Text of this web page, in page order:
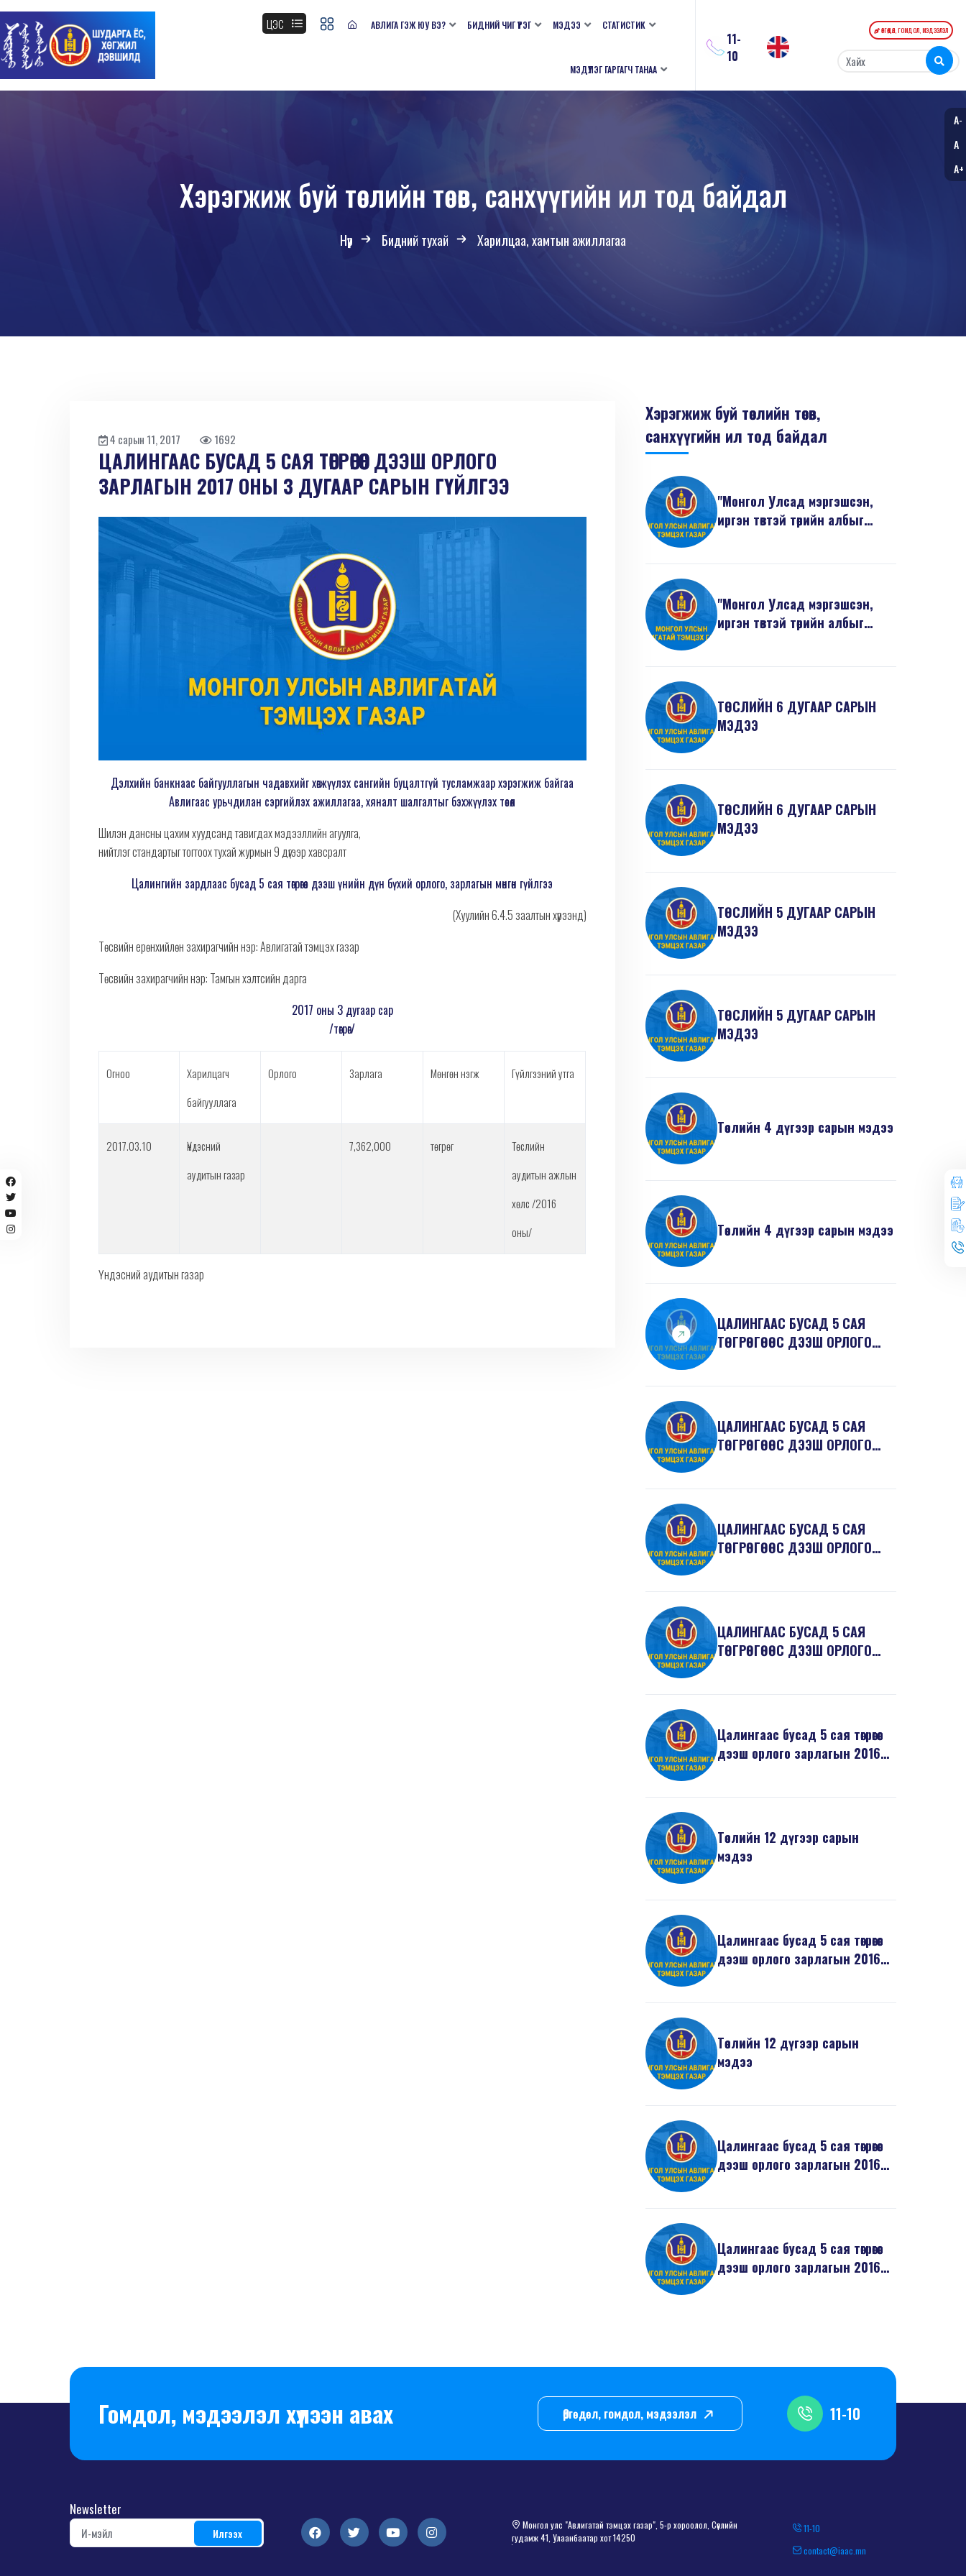
ЦЭС АВЛИГА ГЭЖ ЮУ ВЭ? БИДНИЙ ЧИГ ҮҮРЭГ МЭДЭЭ СТАТИСТИК
МЭДҮҮЛЭГ ГАРГАГЧ ТАНАА
11-
10
ӨРГӨДӨЛ, ГОМДОЛ, МЭДЭЭЛЭЛ
Хэрэгжиж буй төслийн төсөв, санхүүгийн ил тод байдал
Нүүр Бидний тухай Харилцаа, хамтын ажиллагаа
4 сарын 11, 2017 1692
ЦАЛИНГААС БУСАД 5 САЯ ТӨГРӨГӨӨС ДЭЭШ ОРЛОГО
ЗАРЛАГЫН 2017 ОНЫ 3 ДУГААР САРЫН ГҮЙЛГЭЭ
Дэлхийн банкнаас байгууллагын чадавхийг хөгжүүлэх сангийн буцалтгүй тусламжаар хэрэгжиж байгаа
Авлигаас урьчдилан сэргийлэх ажиллагаа, хяналт шалгалтыг бэхжүүлэх төсөл
Шилэн дансны цахим хуудсанд тавигдах мэдээллийн агуулга,
нийтлэг стандартыг тогтоох тухай журмын 9 дүгээр хавсралт
Цалингийн зардлаас бусад 5 сая төгрөгөөс дээш үнийн дүн бүхий орлого, зарлагын мөнгөн гүйлгээ
(Хуулийн 6.4.5 заалтын хүрээнд)
Төсвийн ерөнхийлөн захирагчийн нэр: Авлигатай тэмцэх газар
Төсвийн захирагчийн нэр: Тамгын хэлтсийн дарга
2017 оны 3 дугаар сар
/төгрөг/
Огноо
Харилцагч
байгууллага
Орлого Зарлага Мөнгөн нэгж Гүйлгээний утга
2017.03.10
Үндэсний
аудитын газар
7,362,000 төгрөг
Төслийн
аудитын ажлын
хөлс /2016
оны/
Үндэсний аудитын газар
Хэрэгжиж буй төслийн төсөв,
санхүүгийн ил тод байдал
"Монгол Улсад мэргэшсэн,
иргэн төвтэй төрийн албыг
"Монгол Улсад мэргэшсэн,
иргэн төвтэй төрийн албыг
ТӨСЛИЙН 6 ДУГААР САРЫН
МЭДЭЭ
ТӨСЛИЙН 6 ДУГААР САРЫН
МЭДЭЭ
ТӨСЛИЙН 5 ДУГААР САРЫН
МЭДЭЭ
ТӨСЛИЙН 5 ДУГААР САРЫН
МЭДЭЭ
Төслийн 4 дүгээр сарын мэдээ
Төслийн 4 дүгээр сарын мэдээ
ЦАЛИНГААС БУСАД 5 САЯ
ТӨГРӨГӨӨС ДЭЭШ ОРЛОГО
ЦАЛИНГААС БУСАД 5 САЯ
ТӨГРӨГӨӨС ДЭЭШ ОРЛОГО
ЦАЛИНГААС БУСАД 5 САЯ
ТӨГРӨГӨӨС ДЭЭШ ОРЛОГО
ЦАЛИНГААС БУСАД 5 САЯ
ТӨГРӨГӨӨС ДЭЭШ ОРЛОГО
Цалингаас бусад 5 сая төгрөгөөс
дээш орлого зарлагын 2016
Төслийн 12 дүгээр сарын
мэдээ
Цалингаас бусад 5 сая төгрөгөөс
дээш орлого зарлагын 2016
Төслийн 12 дүгээр сарын
мэдээ
Цалингаас бусад 5 сая төгрөгөөс
дээш орлого зарлагын 2016
Цалингаас бусад 5 сая төгрөгөөс
дээш орлого зарлагын 2016
Гомдол, мэдээлэл хүлээн авах Өргөдөл, гомдол, мэдээлэл 11-10
Newsletter
Монгол улс "Авлигатай тэмцэх газар", 5-р хороолол, Сөүлийн
гудамж 41, Улаанбаатар хот 14250
11-10
contact@iaac.mn
A-
A
A+